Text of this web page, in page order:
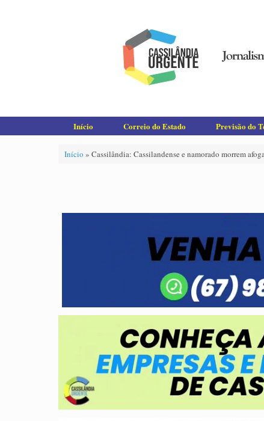
Início Correio do Estado Previsão do
Início » Cassilândia: Cassilandense e namorado morrem